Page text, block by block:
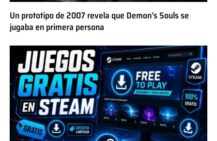
Un prototipo de 2007 revela que Demon’s Souls se
jugaba en primera persona